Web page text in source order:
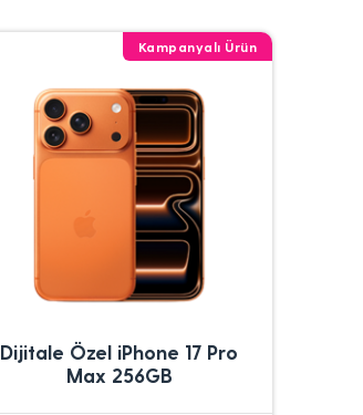
Kampanyalı Ürün
Dijitale Özel iPhone 17 Pro
Max 256GB